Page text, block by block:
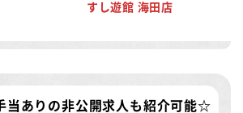
すし遊館 海田店
当ありの非公開求人 も紹介可能☆